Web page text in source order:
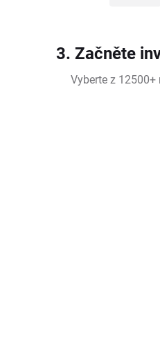
3. Začněte
Vyberte z 12500+